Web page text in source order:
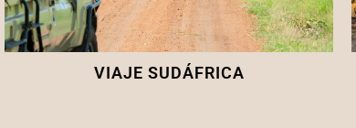
VIAJE SUDÁFRICA